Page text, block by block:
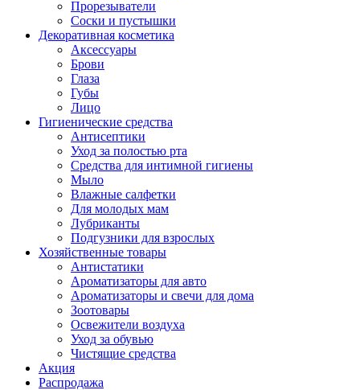
Прорезыватели
Соски и пустышки
Декоративная косметика
Аксессуары
Брови
Глаза
Губы
Лицо
Гигиенические средства
Антисептики
Уход за полостью рта
Средства для интимной гигиены
Мыло
Влажные салфетки
Для молодых мам
Лубриканты
Подгузники для взрослых
Хозяйственные товары
Антистатики
Ароматизаторы для авто
Ароматизаторы и свечи для дома
Зоотовары
Освежители воздуха
Уход за обувью
Чистящие средства
Акция
Распродажа